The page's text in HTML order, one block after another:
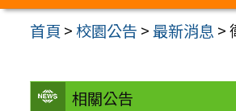
首頁 >校園公告 >最新消息 >
相關公告